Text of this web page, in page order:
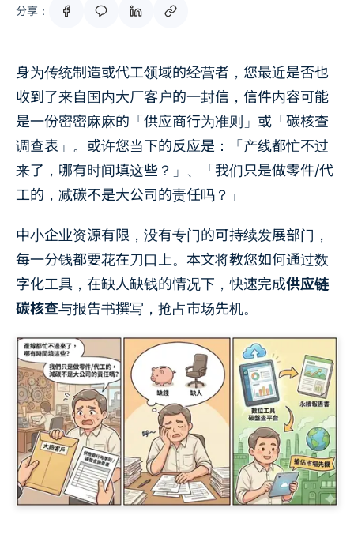
分享：
身为传统制造或代工领域的经营者，您最近是否也
收到了来自国内大厂客户的一封信，信件内容可能
是一份密密麻麻的「供应商行为准则」或「碳核查
调查表」。或许您当下的反应是：「产线都忙不过
来了，哪有时间填这些？」、「我们只是做零件/代
工的，减碳不是大公司的责任吗？」
中小企业资源有限，没有专门的可持续发展部门，
每一分钱都要花在刀口上。本文将教您如何通过数
字化工具，在缺人缺钱的情况下，快速完成供应链
碳核查与报告书撰写，抢占市场先机。